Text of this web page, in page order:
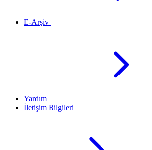
E-Arşiv
Yardım
İletişim Bilgileri